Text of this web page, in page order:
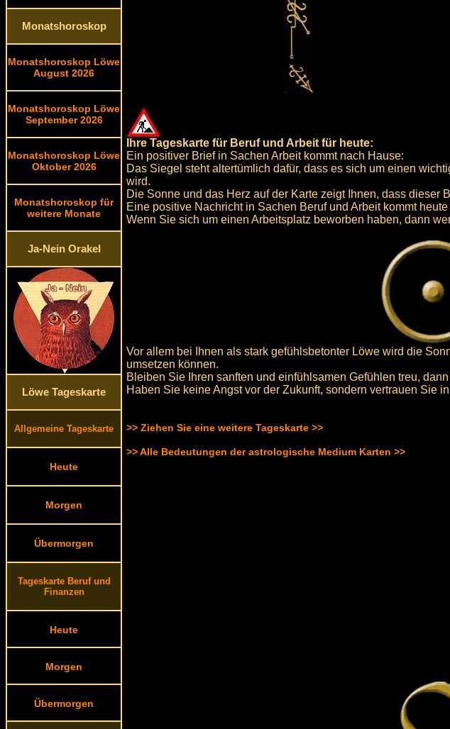
Monatshoroskop
Monatshoroskop Löwe
August 2026
Monatshoroskop Löwe
September 2026
Monatshoroskop Löwe
Oktober 2026
Monatshoroskop für
weitere Monate
Ja-Nein Orakel
Löwe Tageskarte
Allgemeine Tageskarte
Heute
Morgen
Übermorgen
Tageskarte Beruf und
Finanzen
Heute
Morgen
Übermorgen
Ihre Tageskarte für Beruf und Arbeit für heute:
Ein positiver Brief in Sachen Arbeit kommt nach Hause:
Das Siegel steht altertümlich dafür, dass es sich um einen
wird.
Die Sonne und das Herz auf der Karte zeigt Ihnen, dass dieser
Eine positive Nachricht in Sachen Beruf und Arbeit kommt
Wenn Sie sich um einen Arbeitsplatz beworben haben, dann
Vor allem bei Ihnen als stark gefühlsbetonter Löwe wird die
umsetzen können.
Bleiben Sie Ihren sanften und einfühlsamen Gefühlen treu,
Haben Sie keine Angst vor der Zukunft, sondern vertrauen Sie
>> Ziehen Sie eine weitere Tageskarte >>
>> Alle Bedeutungen der astrologische Medium Karten >>